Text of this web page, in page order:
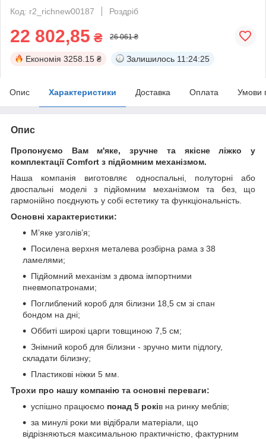
Код: r2_richnew00187
Роздріб
22 802,85 ₴ 26 061 ₴
Економія 3258.15 ₴ Залишилось 11:24:24
Опис Характеристики Доставка Оплата Умови
Опис
Пропонуємо Вам м'яке, зручне та якiсне ліжко у
комплектації Comfort з підйомним механізмом.
Наша компанія виготовляє односпальні, полуторні або
двоспальні моделі з підйомним механізмом та без, що
гармонійно поєднують у собі естетику та функціональність.
Основні характеристики:
М’яке узголів’я;
Посилена верхня металева розбірна рама з 38
ламелями;
Підйомний механізм з двома імпортними
пневмопатронами;
Поглиблений короб для білизни 18,5 см зі спан
бондом на дні;
Оббиті широкі царги товщиною 7,5 см;
Знімний короб для білизни - зручно мити підлогу,
складати білизну;
Пластикові ніжки 5 мм.
Трохи про нашу компанію та основні переваги:
успішно працюємо понад 5 років на ринку меблів;
за минулі роки ми відібрали матеріали, що
відрізняються максимальною практичністю, фактурним